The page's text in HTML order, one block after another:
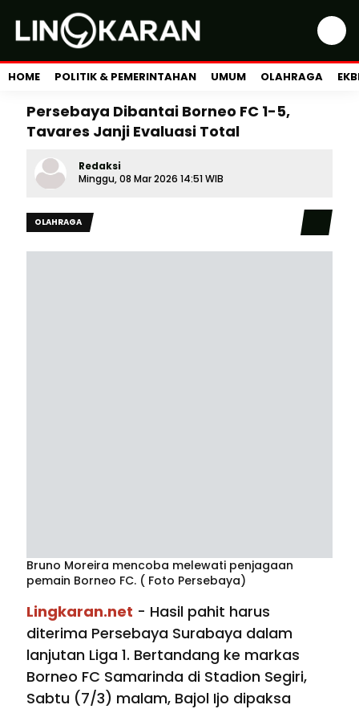
HOME POLITIK & PEMERINTAHAN UMUM OLAHRAGA
Persebaya Dibantai Borneo FC 1-5,
Tavares Janji Evaluasi Total
Redaksi
Minggu, 08 Mar 2026 14:51 WIB
OLAHRAGA
Bruno Moreira mencoba melewati penjagaan
pemain Borneo FC. ( Foto Persebaya)
Lingkaran.net - Hasil pahit harus
diterima Persebaya Surabaya dalam
lanjutan Liga 1. Bertandang ke markas
Borneo FC Samarinda di Stadion Segiri,
Sabtu (7/3) malam, Bajol Ijo dipaksa